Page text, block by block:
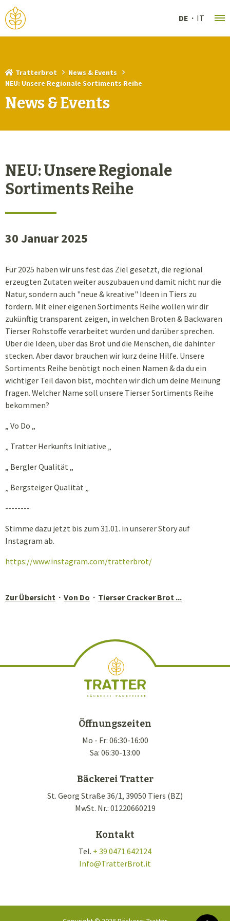
DE IT
Tratterbrot
News & Events
NEU: Unsere Regionale Sortiments Reihe
News & Events
NEU: Unsere Regionale
Sortiments Reihe
30 Januar 2025
Für 2025 haben wir uns fest das Ziel gesetzt, die regional
erzeugten Zutaten weiter auszubauen und damit nicht nur die
Natur, sondern auch "neue & kreative" Ideen in Tiers zu
fördern. Mit einer eigenen Sortiments Reihe wollen wir dir
zukünftig transparent zeigen, in welchen Broten & Backwaren
Tierser Rohstoffe verarbeitet wurden und darüber sprechen.
Über die Ideen, über das Brot und die Menschen, die dahinter
stecken. Aber davor brauchen wir kurz deine Hilfe. Unsere
Sortiments Reihe benötigt noch einen Namen & da du ein
wichtiger Teil davon bist, möchten wir dich um deine Meinung
fragen. Welcher Name soll unsere Tierser Sortiments Reihe
bekommen?
„ Vo Do „
„ Tratter Herkunfts Initiative „
„ Bergler Qualität „
„ Bergsteiger Qualität „
--------
Stimme dazu jetzt bis zum 31.01. in unserer Story auf
Instagram ab.
https://www.instagram.com/tratterbrot/
Zur Übersicht Von Do Tierser Cracker Brot ...
Öffnungszeiten
Mo - Fr: 06:30-16:00
Sa: 06:30-13:00
Bäckerei Tratter
St. Georg Straße 36/1, 39050 Tiers (BZ)
MwSt. Nr.: 01220660219
Kontakt
Tel. + 39 0471 642124
Info@TratterBrot.it